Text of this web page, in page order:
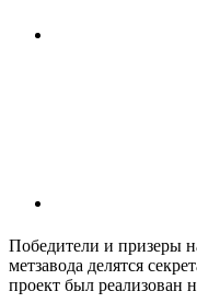
Победители и призеры
метзавода делятся
проект был реализован